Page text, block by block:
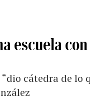
escuela con
cátedra de